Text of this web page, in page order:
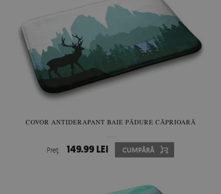
COVOR ANTIDERAPANT BAIE PĂDURE CĂPRIOARĂ
Preţ: 149.99 LEI CUMPĂRĂ